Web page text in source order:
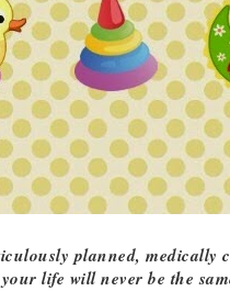
planned, medically
life will never be the